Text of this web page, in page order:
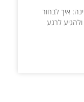
איך לבחור
לרגע